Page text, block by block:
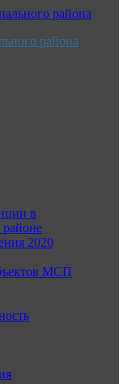
района
в
2020
МСП